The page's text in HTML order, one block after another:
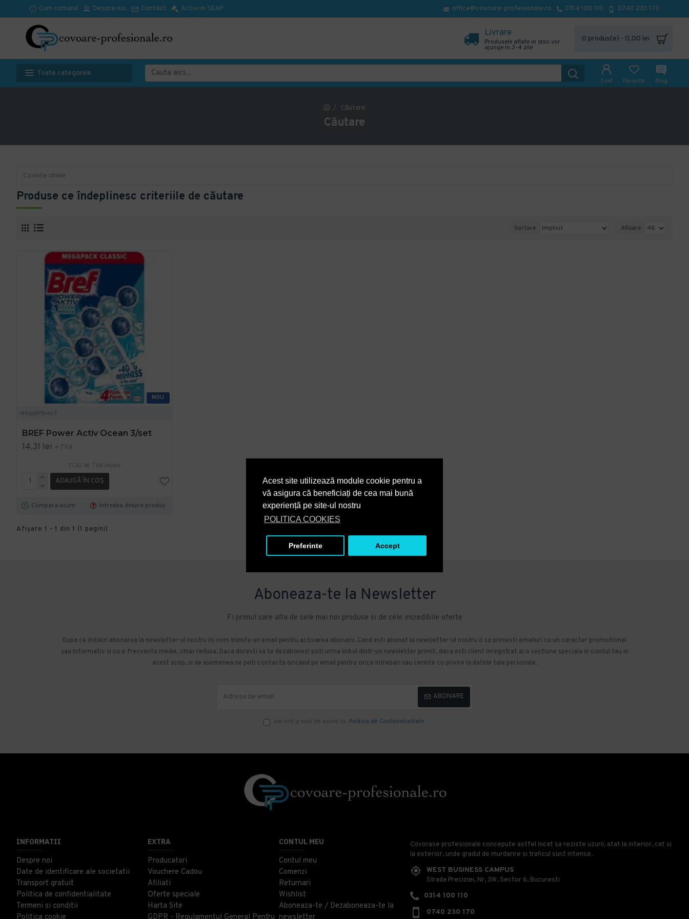
Acest site utilizează module cookie pentru a
vă asigura că beneficiați de cea mai bună
experiență pe site-ul nostru
POLITICA COOKIES
Preferinte Accept
Cum comand Despre noi Contact Activi in SEAP office@covoare-profesionale.ro 0314 100 110 0740 230 170
Livrare
Produsele aflate in stoc vor
ajunge in 3-4 zile
0 produs(e) - 0,00 lei
Toate categoriile
Cont Favorite Blog
Căutare
Căutare
Produse ce îndeplinesc criteriile de căutare
Sortare Afisare
NOU
maggBrfpao3
BREF Power Activ Ocean 3/set
14,31 lei + TVA
17,32 lei TVA inclus
ADAUGĂ ÎN COŞ
Cumpara acum Intreaba despre produs
Afişare 1 - 1 din 1 (1 pagini)
Aboneaza-te la Newsletter
Fi primul care afla de cele mai noi produse si de cele incredibile oferte
Dupa ce initiezi abonarea la newsletter-ul nostru iti vom trimite un email pentru activarea abonarii. Cand esti abonat la newsletter-ul nostru o sa primesti emailuri cu un caracter promotional
sau informativ si cu o frecventa medie, chiar redusa. Daca doresti sa te dezabonezi poti urma linkul dintr-un newsletter primit, daca esti client inregistrat ai o sectiune speciala in contul tau in
acest scop, si de asemenea ne poti contacta oricand pe email pentru orice intrebari sau cerinte cu privire la datele tale personale.
ABONARE
Am citit şi sunt de acord cu Politica de Confidentialitate
INFORMATII
Despre noi
Date de identificare ale societatii
Transport gratuit
Politica de confidentialitate
Termeni si conditii
EXTRA
Producatori
Vouchere Cadou
Afiliati
Oferte speciale
Harta Site
CONTUL MEU
Contul meu
Comenzi
Returnari
Wishlist
Aboneaza-te / Dezaboneaza-te la
Covorase profesionale concepute astfel incat sa reziste uzurii, atat la interior, cat si
la exterior, unde gradul de murdarire si traficul sunt intense.
WEST BUSINESS CAMPUS
Strada Preciziei, Nr, 3W, Sector 6, Bucuresti
0314 100 110
0740 230 170